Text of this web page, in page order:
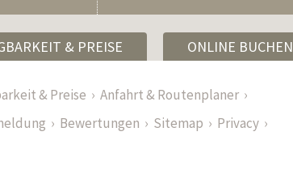
ONLINE BUCHEN
& PREISE
& Preise
Anfahrt & Routenplaner
Bewertungen Sitemap
Privacy